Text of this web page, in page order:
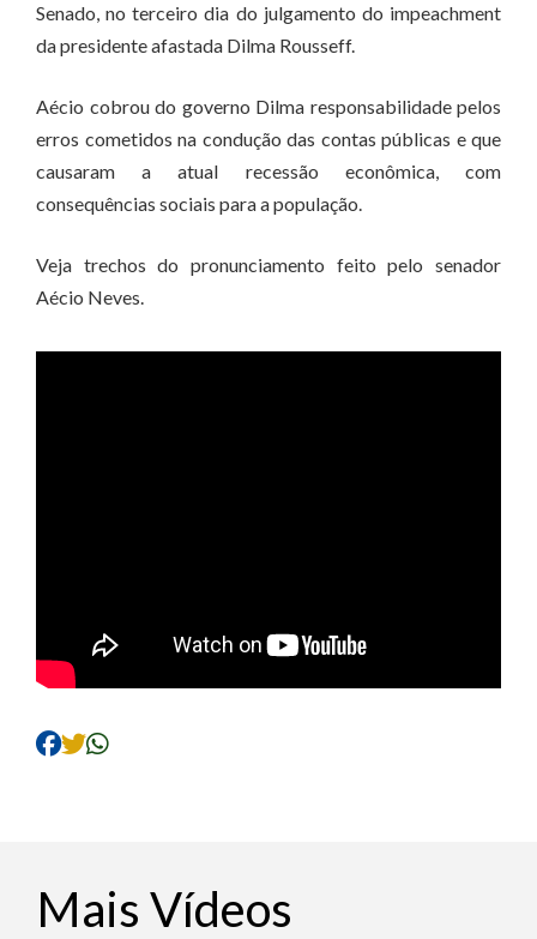
Senado, no terceiro dia do julgamento do impeachment
da presidente afastada Dilma Rousseff.
Aécio cobrou do governo Dilma responsabilidade pelos
erros cometidos na condução das contas públicas e que
causaram a atual recessão econômica, com
consequências sociais para a população.
Veja trechos do pronunciamento feito pelo senador
Aécio Neves.
Mais Vídeos